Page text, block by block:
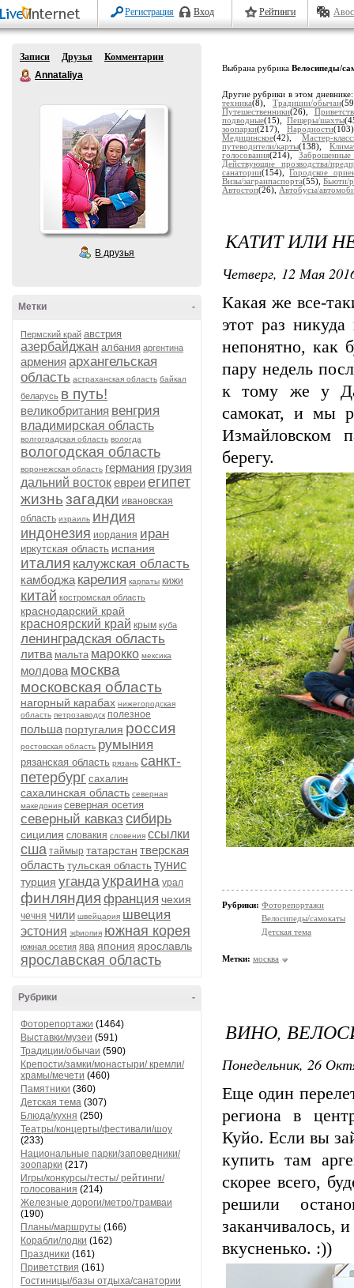
Регистрация Вход Рейтинги
Записи Друзья
Комментарии
Annataliya
В друзья
-
Метки
Пермский край австрия
азербайджан албания аргентина
армения архангельская
область астраханская область байкал
беларусь в путь!
великобритания венгрия
владимирская область
волгоградская область вологда
вологодская область
воронежская область германия грузия
дальний востокевреиегипет
жизньзагадки ивановская
область израиль индия
индонезия иордания иран
иркутская область испания
италия калужская область
камбоджа карелия карпаты кижи
китай костромская область
краснодарский край
красноярский край крым куба
ленинградская область
литва мальта марокко мексика
молдова москва
московская область
нагорный карабах нижегородская
область петрозаводск полезное
польша португалия россия
ростовская область румыния
рязанская область рязань санкт-
петербург сахалин
сахалинская область северная
македония северная осетия
северный кавказ сибирь
сицилия словакия словения ссылки
сша таймыр татарстан тверская
область тульская область тунис
турция угандаукраина урал
финляндия франция чехия
чечня чили швейцария швеция
эстония эфиопия южная корея
южная осетия ява япония ярославль
ярославская область
-
Рубрики
Фоторепортажи (1464)
Выставки/музеи (591)
Традиции/обычаи (590)
Крепости/замки/монастыри/ кремли/
храмы/мечети (460)
Памятники (360)
Детская тема (307)
Блюда/кухня (250)
Театры/концерты/фестивали/шоу
(233)
Национальные парки/заповедники/
зоопарки (217)
Игры/конкурсы/тесты/ рейтинги/
голосования (214)
Железные дороги/метро/трамваи
(190)
Планы/маршруты (166)
Корабли/лодки (162)
Праздники (161)
Приветствия (161)
Гостиницы/базы отдыха/санатории
Выбрана рубрика Велосипеды/
Другие рубрики в этом
техника(8), Традиции/обычаи
Путешественники(26),
подводные(15), Пещеры/шахты
зоопарки(217), Народности
Медицинское(42), Мастер-
путеводители/карты(138),
голосования(214), Заброшенные
Действующие прозводства/
санатории(154),Городское
Визы/загранпаспорта(55), Бьюти/
Автостоп(26), Автобусы/
КАТИТ ИЛИ
Четверг, 12 Мая
Какая же все-
этот раз
непонятно, как
пару недель
к тому же у
самокат, и мы
Измайловском
берегу.
Рубрики: Фоторепортажи
Велосипеды/самокаты
Детская тема
Метки: москва
ВИНО,
Понедельник, 26
Еще один
региона в
Куйо. Если вы
купить там
скорее всего,
решили
заканчивалось,
вкусненько. :))